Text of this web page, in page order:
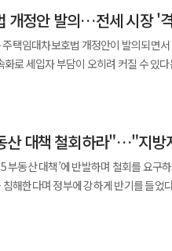
친환경 데이터센터 모델 개발을 지속
IDC 등 다수의 국내 대형 데이터센터
기반 데이터센터 모델도 개발할 방침
사와의 관계에서 중립 의무를 위반했다
조합장은 “조합 업무 공백을 최소화하
경우 재공고 없이 차기 조합장이 선정
불거지며 일부 조합원들이 조합장 해임
입찰 지침이다. 해당 지침에는
△대안설계 제안 금지 △입찰 제안서
개발은 이러한 조항이 경쟁을 제한한
개정안 발의…전세 시장 '
택임대차보호법 개정안이 발의되면
세입자 부담이 오히려 커질 수 있다는 우려
원을 비롯한 범여권 의원 10명은 지
아니라 최근 2년간 건강보험료 납부
보를 세입자에게 서면으로 통지해야 한
격의 70%를 넘지 못하도록 규정했다. 또한 임차
’로 앞당겨 전세사기를 사전에 차단한
세입자에게 제공해야 한다. 하지만 시장의 반응은 차
대책 철회하라"…"지방
부동산 대책’에 반발하며 철회를 요구
에 강하게 반기를 들었다. 구청장협의회장인 서강
시청에서 기자회견을 열고 “토지거